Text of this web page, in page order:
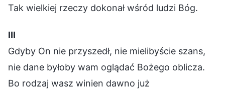
Tak wielkiej rzeczy dokonał wśród ludzi Bóg.
Ⅲ
Gdyby On nie przyszedł, nie mielibyście szans,
nie dane byłoby wam oglądać Bożego oblicza.
Bo rodzaj wasz winien dawno już